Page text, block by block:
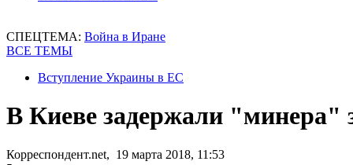
СПЕЦТЕМА: Война в Иране
ВСЕ ТЕМЫ
Вступление Украины в ЕС
В Киеве задержали "минера"
Корреспондент.net, 19 марта 2018, 11:53